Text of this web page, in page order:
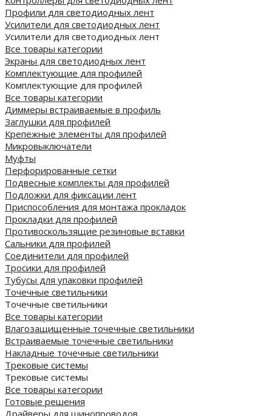
Профили для светодиодных лент
Усилители для светодиодных лент
Усилители для светодиодных лент
Все товары категории
Экраны для светодиодных лент
Комплектующие для профилей
Комплектующие для профилей
Все товары категории
Диммеры встраиваемые в профиль
Заглушки для профилей
Крепежные элементы для профилей
Микровыключатели
Муфты
Перфорированные сетки
Подвесные комплекты для профилей
Подложки для фиксации лент
Приспособления для монтажа прокладок
Прокладки для профилей
Противоскользящие резиновые вставки
Сальники для профилей
Соединители для профилей
Тросики для профилей
Тубусы для упаковки профилей
Точечные светильники
Точечные светильники
Все товары категории
Влагозащищенные точечные светильники
Встраиваемые точечные светильники
Накладные точечные светильники
Трековые системы
Трековые системы
Все товары категории
Готовые решения
Драйверы для шинопроводов